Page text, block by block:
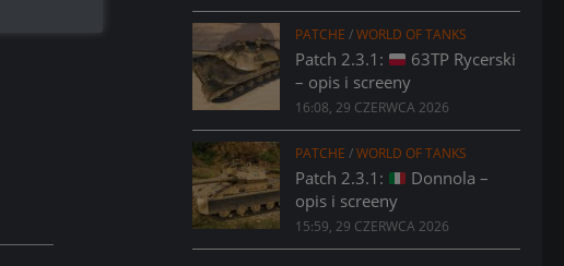
PATCHE /WORLD OF TANKS
Patch 2.3.1:
63TP Rycerski
– opis i screeny
16:08, 29 CZERWCA 2026
PATCHE /WORLD OF TANKS
Patch 2.3.1:
Donnola –
opis i screeny
15:59, 29 CZERWCA 2026